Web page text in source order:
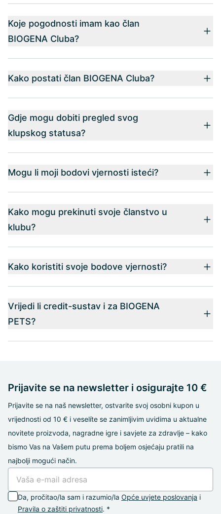
Koje pogodnosti imam kao član
BIOGENA Cluba?
Kako postati član BIOGENA Cluba?
Gdje mogu dobiti pregled svog
klupskog statusa?
Mogu li moji bodovi vjernosti isteći?
Kako mogu prekinuti svoje članstvo u
klubu?
Kako koristiti svoje bodove vjernosti?
Vrijedi li credit-sustav i za BIOGENA
PETS?
Prijavite se na newsletter i osigurajte 10 €
Prijavite se na naš newsletter, ostvarite svoj osobni kupon u
vrijednosti od 10 € i veselíte se zanimljivim uvidima u aktualne
novitete proizvoda, nagradne igre i savjete za zdravlje – kako
bismo Vas na Vašem putu prema boljem osjećaju pratili na
najbolji mogući način.
Da, pročitao/la sam i razumio/la Opće uvjete poslovanja i
Pravila o zaštiti privatnosti. *